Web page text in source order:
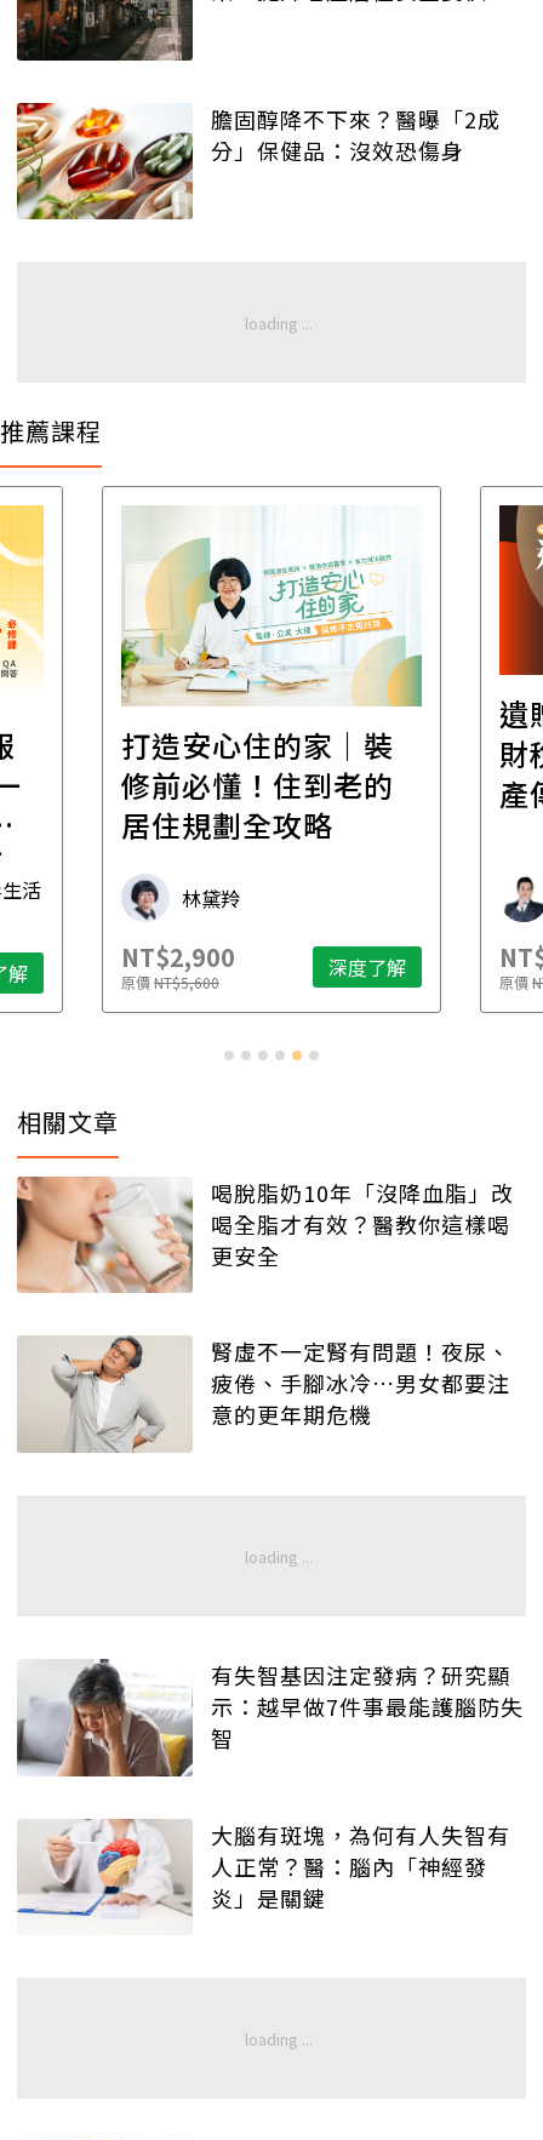
膽固醇降不下來？醫曝「2成
分」保健品：沒效恐傷身
推薦課程
活
解
打造安心住的家｜裝
修前必懂！住到老的
居住規劃全攻略
林黛羚
NT$2,900
原價NT$5,600 深度了解
遺
財
產
原價
相關文章
喝脫脂奶10年「沒降血脂」改
喝全脂才有效？醫教你這樣喝
更安全
腎虛不一定腎有問題！夜尿、
疲倦、手腳冰冷…男女都要注
意的更年期危機
有失智基因注定發病？研究顯
示：越早做7件事最能護腦防失
智
大腦有斑塊，為何有人失智有
人正常？醫：腦內「神經發
炎」是關鍵